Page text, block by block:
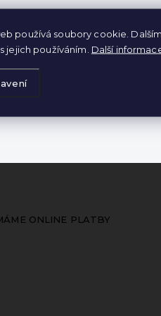
používá soubory cookie.
jejich používáním. Další
ONLINE PLATBY